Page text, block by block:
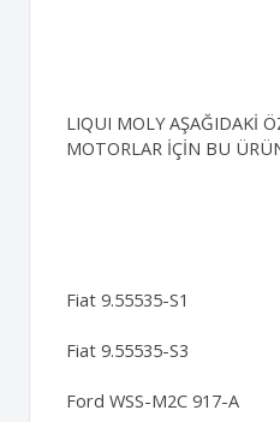
LIQUI MOLY AŞAĞIDAKİ
MOTORLAR İÇİN BU
Fiat 9.55535-S1
Fiat 9.55535-S3
Ford WSS-M2C 917-A